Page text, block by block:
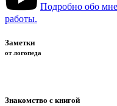
Подробно обо
работы.
Заметки
от логопеда
Знакомство с книгой